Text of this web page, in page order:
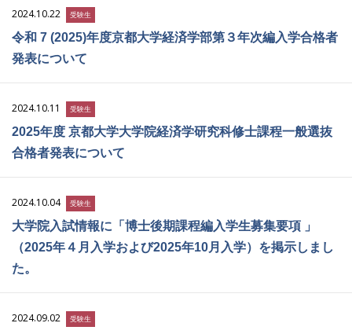
2024.10.22 受験生
令和 7 (2025)年度京都大学経済学部第３年次編入学合格者
発表について
2024.10.11 受験生
2025年度 京都大学大学院経済学研究科修士課程一般選抜
合格者発表について
2024.10.04 受験生
大学院入試情報に「博士後期課程編入学生募集要項 」
（2025年４月入学および2025年10月入学）を掲示しまし
た。
2024.09.02 受験生